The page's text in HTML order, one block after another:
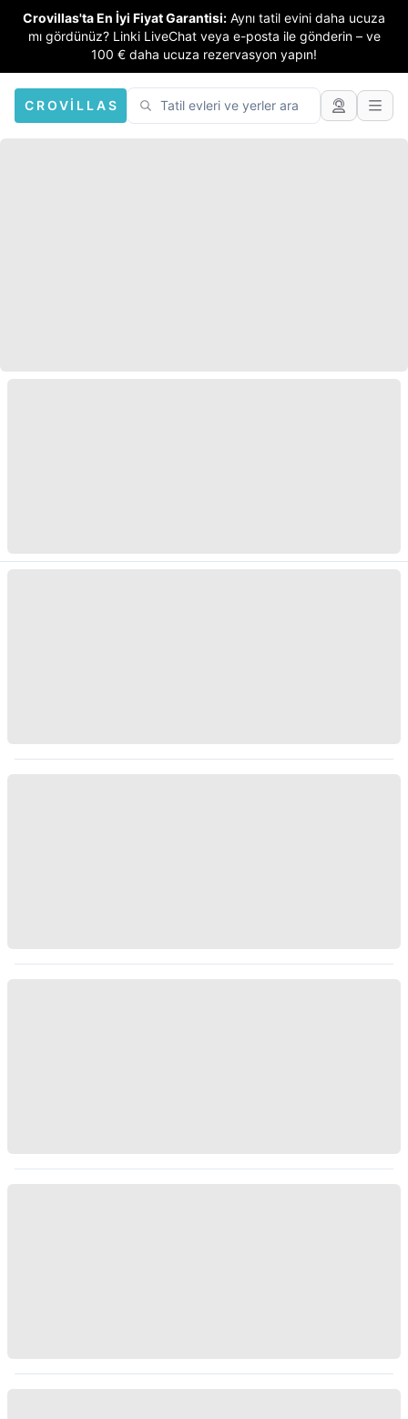
Crovillas'ta En İyi Fiyat Garantisi: Aynı tatil evini daha ucuza
mı gördünüz? Linki LiveChat veya e-posta ile gönderin – ve
100 € daha ucuza rezervasyon yapın!
CROVILLAS